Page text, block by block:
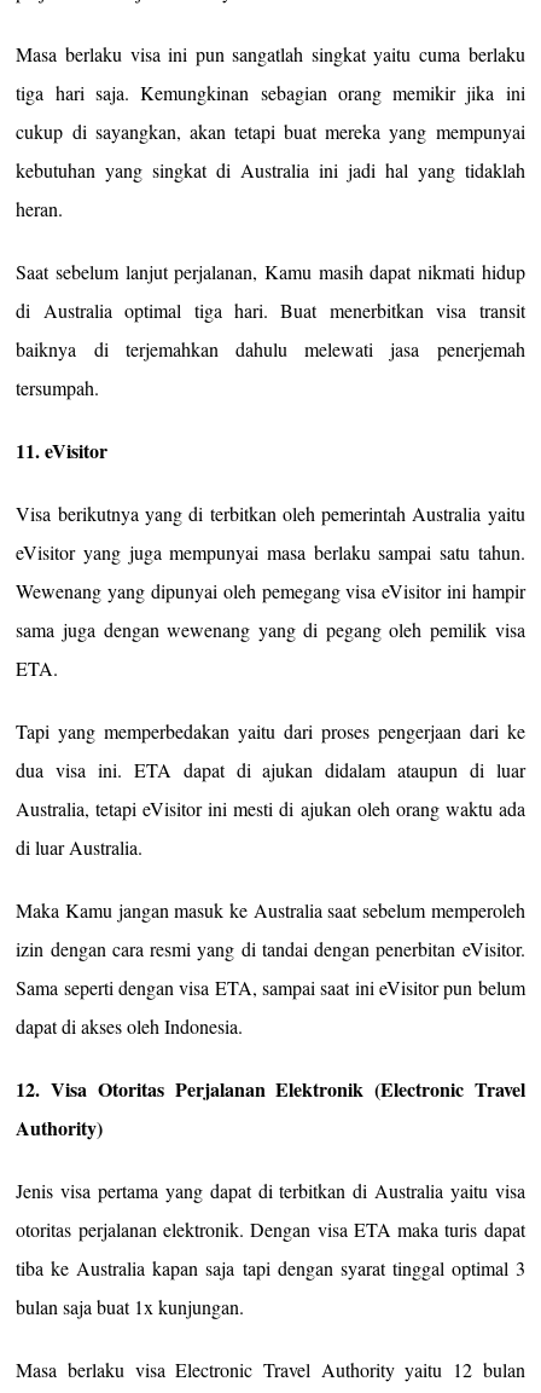
Masa berlaku visa ini pun sangatlah singkat yaitu cuma berlaku
tiga hari saja. Kemungkinan sebagian orang memikir jika ini
cukup di sayangkan, akan tetapi buat mereka yang mempunyai
kebutuhan yang singkat di Australia ini jadi hal yang tidaklah
heran.
Saat sebelum lanjut perjalanan, Kamu masih dapat nikmati hidup
di Australia optimal tiga hari. Buat menerbitkan visa transit
baiknya di terjemahkan dahulu melewati jasa penerjemah
tersumpah.
11. eVisitor
Visa berikutnya yang di terbitkan oleh pemerintah Australia yaitu
eVisitor yang juga mempunyai masa berlaku sampai satu tahun.
Wewenang yang dipunyai oleh pemegang visa eVisitor ini hampir
sama juga dengan wewenang yang di pegang oleh pemilik visa
ETA.
Tapi yang memperbedakan yaitu dari proses pengerjaan dari ke
dua visa ini. ETA dapat di ajukan didalam ataupun di luar
Australia, tetapi eVisitor ini mesti di ajukan oleh orang waktu ada
di luar Australia.
Maka Kamu jangan masuk ke Australia saat sebelum memperoleh
izin dengan cara resmi yang di tandai dengan penerbitan eVisitor.
Sama seperti dengan visa ETA, sampai saat ini eVisitor pun belum
dapat di akses oleh Indonesia.
12. Visa Otoritas Perjalanan Elektronik (Electronic Travel
Authority)
Jenis visa pertama yang dapat di terbitkan di Australia yaitu visa
otoritas perjalanan elektronik. Dengan visa ETA maka turis dapat
tiba ke Australia kapan saja tapi dengan syarat tinggal optimal 3
bulan saja buat 1x kunjungan.
Masa berlaku visa Electronic Travel Authority yaitu 12 bulan